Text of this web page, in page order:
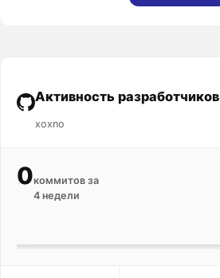
Активность разработчиков
xoxno
0коммитов за
4 недели